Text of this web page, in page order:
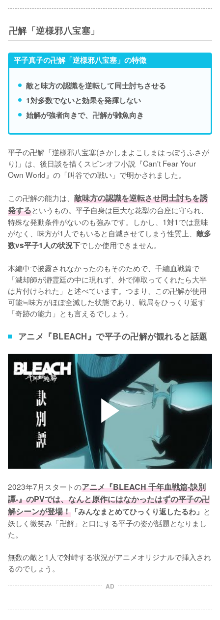
卍解「逆様邪八宝塞」
平子真子の卍解「逆様邪八宝塞」の特徴
敵と味方の認識を逆転して同士討ちさせる
1対多数でないと効果を発揮しない
始解が強者向きで、卍解が雑魚向き
平子の卍解「逆様邪八宝塞(さかしまよこしまはっぽうふさが
り)」は、後日談を描くスピンオフ小説『Can't Fear Your
Own World』の「叫谷での戦い」で明かされました。
この卍解の能力は、 敵味方の認識を逆転させ同士討ちを誘
発するというもの。平子自身は巨大な花型の台座に守られ、
特殊な発動条件がないのも強みです。しかし、1対1では意味
がなく、味方が1人でもいると自滅させてしまう性質上、 敵多
数vs平子1人の状況下でしか使用できません。
本編中で披露されなかったのもそのためで、千編血戦篇で
「滅却師が瀞霊廷の中に現れず、外で陣取ってくれたら大半
は片付けられた」と述べています。つまり、この卍解が使用
可能≒味方がほぼ全滅した状態であり、戦局をひっくり返す
「奇跡の能力」とも言えるでしょう。
アニメ『BLEACH』で平子の卍解が観れると話題
2023年7月スタートのアニメ『BLEACH 千年血戦篇-訣別
譚-』のPVでは、なんと原作にはなかったはずの平子の卍
解シーンが登場！ 「みんなまとめてひっくり返したるわ」 と
妖しく微笑み「卍解」と口にする平子の姿が話題となりまし
た。
無数の敵と1人で対峙する状況がアニメオリジナルで挿入され
るのでしょう。
AD